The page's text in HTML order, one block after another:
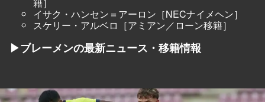
イサク・ハンセン＝アーロン［NECナイメヘン］
スケリー・アルベロ［アミアン／ローン移籍］
▶ブレーメンの最新ニュース・移籍情報